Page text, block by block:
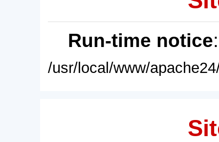
Run-time notice
/usr/local/www/